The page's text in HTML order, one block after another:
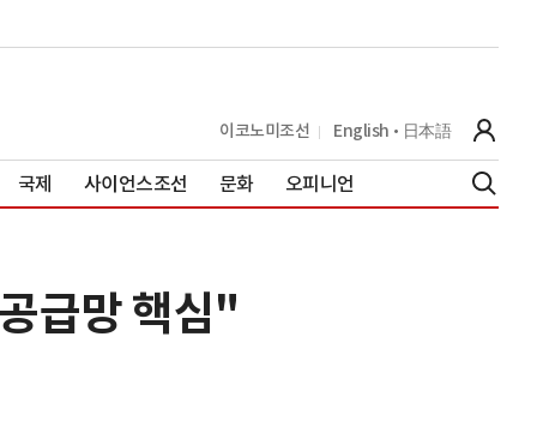
이코노미조선 English 日本語
국제 사이언스조선 문화 오피니언
급망 핵심"